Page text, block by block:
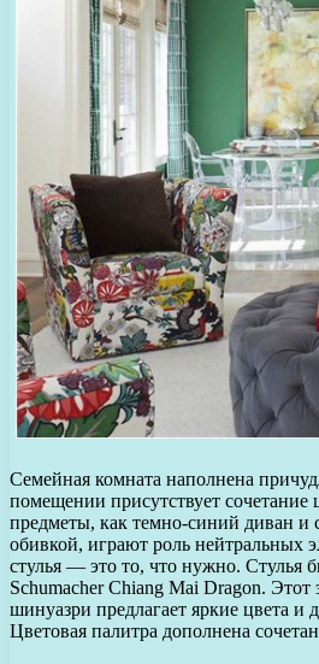
Семейная комната наполнена
помещении присутствует сочетание
предметы, как темно-синий диван и
обивкой, играют роль нейтральных
стулья — это то, что нужно. Стулья
Schumacher Chiang Mai Dragon.
шинуазри предлагает яркие цвета и
Цветовая палитра дополнена